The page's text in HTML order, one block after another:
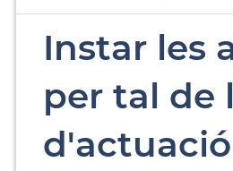
Instar les
per tal de